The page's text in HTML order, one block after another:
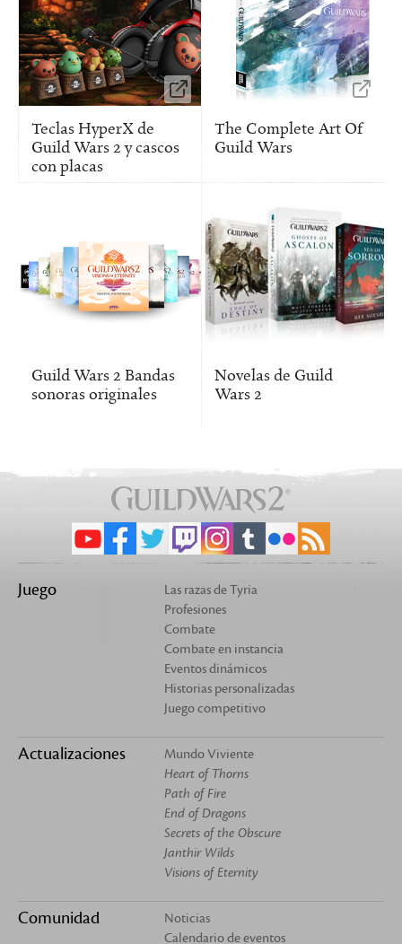
Teclas HyperX de
Guild Wars 2 y cascos
con placas
The Complete Art Of
Guild Wars
Guild Wars 2 Bandas
sonoras originales
Novelas de Guild
Wars 2
Juego
Las razas de Tyria
Profesiones
Combate
Combate en instancia
Eventos dinámicos
Historias personalizadas
Juego competitivo
Actualizaciones
Mundo Viviente
Heart of Thorns
Path of Fire
End of Dragons
Secrets of the Obscure
Janthir Wilds
Visions of Eternity
Comunidad
Noticias
Calendario de eventos